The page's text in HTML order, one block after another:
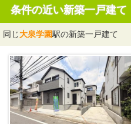
条件の近い新築一戸建て
同じ大泉学園駅の新築一戸建て